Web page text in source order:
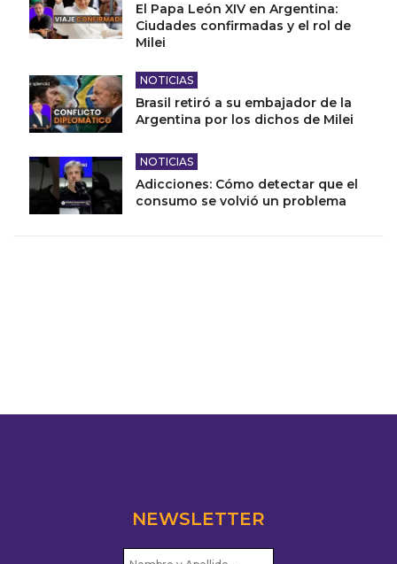
El Papa León XIV en Argentina:
Ciudades confirmadas y el rol de
Milei
NOTICIAS
Brasil retiró a su embajador de la
Argentina por los dichos de Milei
NOTICIAS
Adicciones: Cómo detectar que el
consumo se volvió un problema
NEWSLETTER